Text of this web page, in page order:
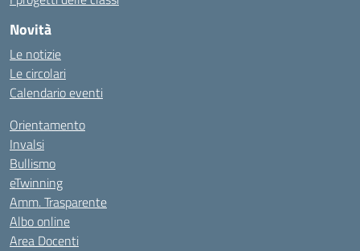
Novità
Le notizie
Le circolari
Calendario eventi
Orientamento
Invalsi
Bullismo
eTwinning
Amm. Trasparente
Albo online
Area Docenti